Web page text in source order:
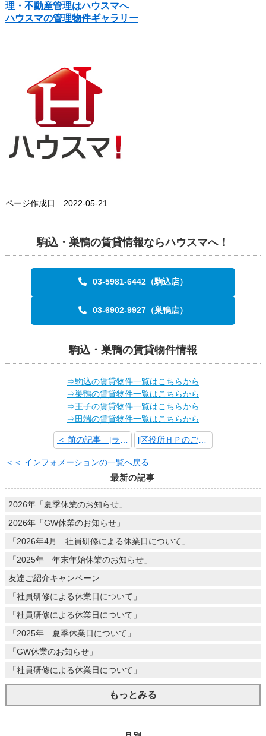
理・不動産管理はハウスマへ
ハウスマの管理物件ギャラリー
ページ作成日 2022-05-21
駒込・巣鴨の賃貸情報ならハウスマへ！
03-5981-6442（駒込店）
03-6902-9927（巣鴨店）
駒込・巣鴨の賃貸物件情報
⇒駒込の賃貸物件一覧はこちらから
⇒巣鴨の賃貸物件一覧はこちらから
⇒王子の賃貸物件一覧はこちらから
⇒田端の賃貸物件一覧はこちらから
[区役所ＨＰのご案内] 次の記事 ＞
＜＜ インフォメーションの一覧へ戻る
最新の記事
2026年「夏季休業のお知らせ」
2026年「GW休業のお知らせ」
「2026年4月 社員研修による休業日について」
「2025年 年末年始休業のお知らせ」
友達ご紹介キャンペーン
「社員研修による休業日について」
「社員研修による休業日について」
「2025年 夏季休業日について」
「GW休業のお知らせ」
「社員研修による休業日について」
もっとみる